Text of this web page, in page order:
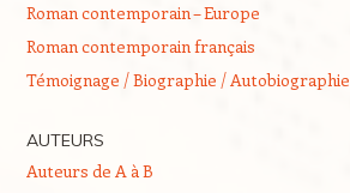
Roman contemporain – Europe
Roman contemporain français
Témoignage / Biographie / Autobiographie
AUTEURS
Auteurs de A à B